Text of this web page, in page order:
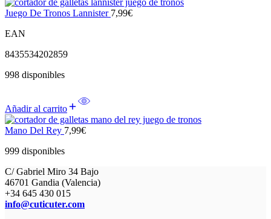
Juego De Tronos Lannister 7,99€
EAN
8435534202859
998 disponibles
Añadir al carrito
Mano Del Rey 7,99€
999 disponibles
C/ Gabriel Miro 34 Bajo
46701 Gandia (Valencia)
+34 645 430 015
info@cuticuter.com